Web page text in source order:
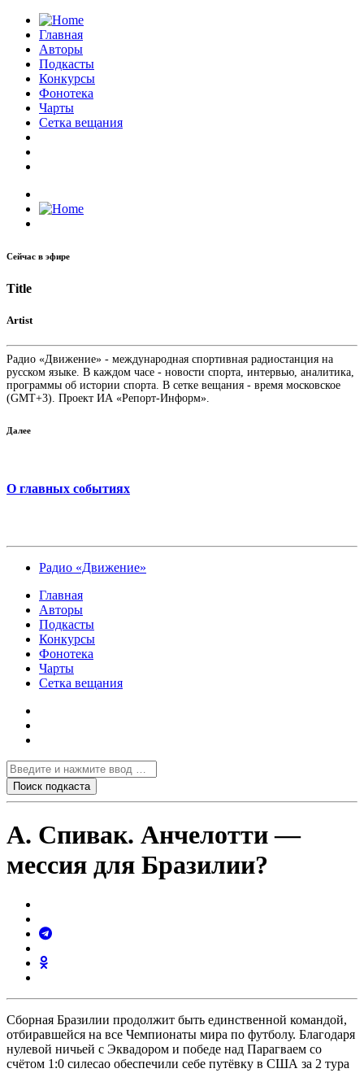
Главная
Авторы
Подкасты
Конкурсы
Фонотека
Чарты
Сетка вещания
Сейчас в эфире
Title
Artist
Радио «Движение» - международная спортивная радиостанция на
русском языке. В каждом часе - новости спорта, интервью, аналитика,
программы об истории спорта. В сетке вещания - время московское
(GMT+3). Проект ИА «Репорт-Информ».
Далее
О главных событиях
Радио «Движение»
Главная
Авторы
Подкасты
Конкурсы
Фонотека
Чарты
Сетка вещания
А. Спивак. Анчелотти —
мессия для Бразилии?
Сборная Бразилии продолжит быть единственной командой,
отбиравшейся на все Чемпионаты мира по футболу. Благодаря
нулевой ничьей с Эквадором и победе над Парагваем со
счётом 1:0 силесао обеспечили себе путёвку в США за 2 тура